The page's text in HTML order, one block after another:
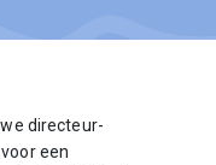
directeur-
een